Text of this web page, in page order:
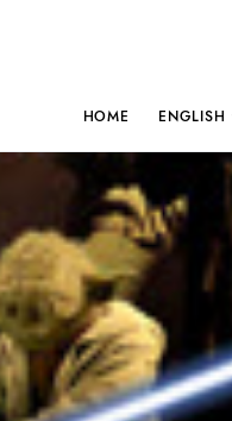
HOME ENGLISH